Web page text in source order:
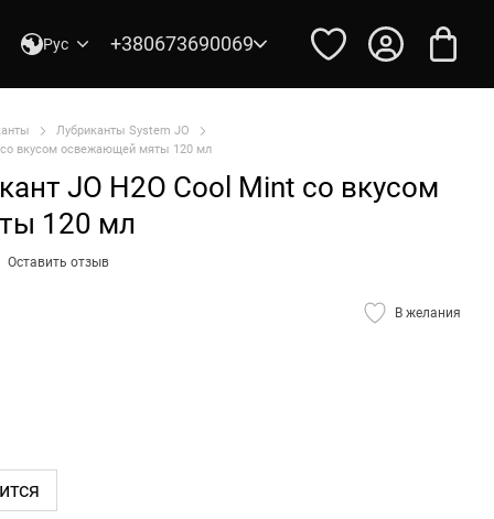
Рус +380673690069
Лубриканты System JO
вкусом освежающей мяты 120 мл
JO H2O Cool Mint со вкусом
120 мл
Оставить отзыв
В желания